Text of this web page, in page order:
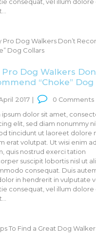
consequat, vel illum dolore
Dog Walkers
“Choke” Dog
2017 0 Comments
ipsum dolor sit amet,
elit, sed diam nonummy
tincidunt ut laoreet dolore
erat volutpat. Ut wisi enim
quis nostrud exerci tation
suscipit lobortis nisl ut
consequat. Duis
in hendrerit in vulputate
consequat, vel illum dolore